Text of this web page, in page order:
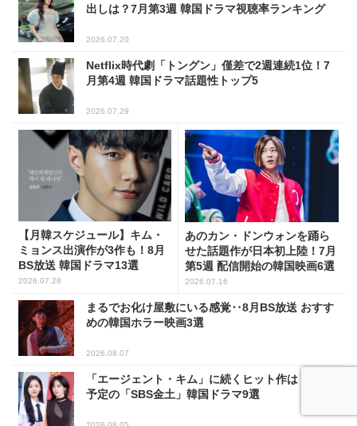
出しは？7月第3週 韓国ドラマ視聴率ランキング
2026.07.20
Netflix時代劇「トングン」僅差で2週連続1位！7
月第4週 韓国ドラマ話題性トップ5
2026.07.29
【月韓スケジュール】キム・
ミョンス出演作が3作も！8月
BS放送 韓国ドラマ13選
2026.07.28
あのカン・ドンウォンを踊ら
せた話題作が日本初上陸！7月
第5週 配信開始の韓国映画6選
2026.07.16
まるでお化け屋敷にいる感覚‥8月BS放送 おすす
めの韓国ホラー映画3選
2026.08.07
「エージェント・キム」に続くヒット作は？放送
予定の「SBS金土」韓国ドラマ9選